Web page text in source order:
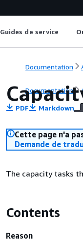
Guides de service
Documentation
Documentation
PDF Markdown
Cette page n'a
Demande de
The capacity tasks
Contents
Reason